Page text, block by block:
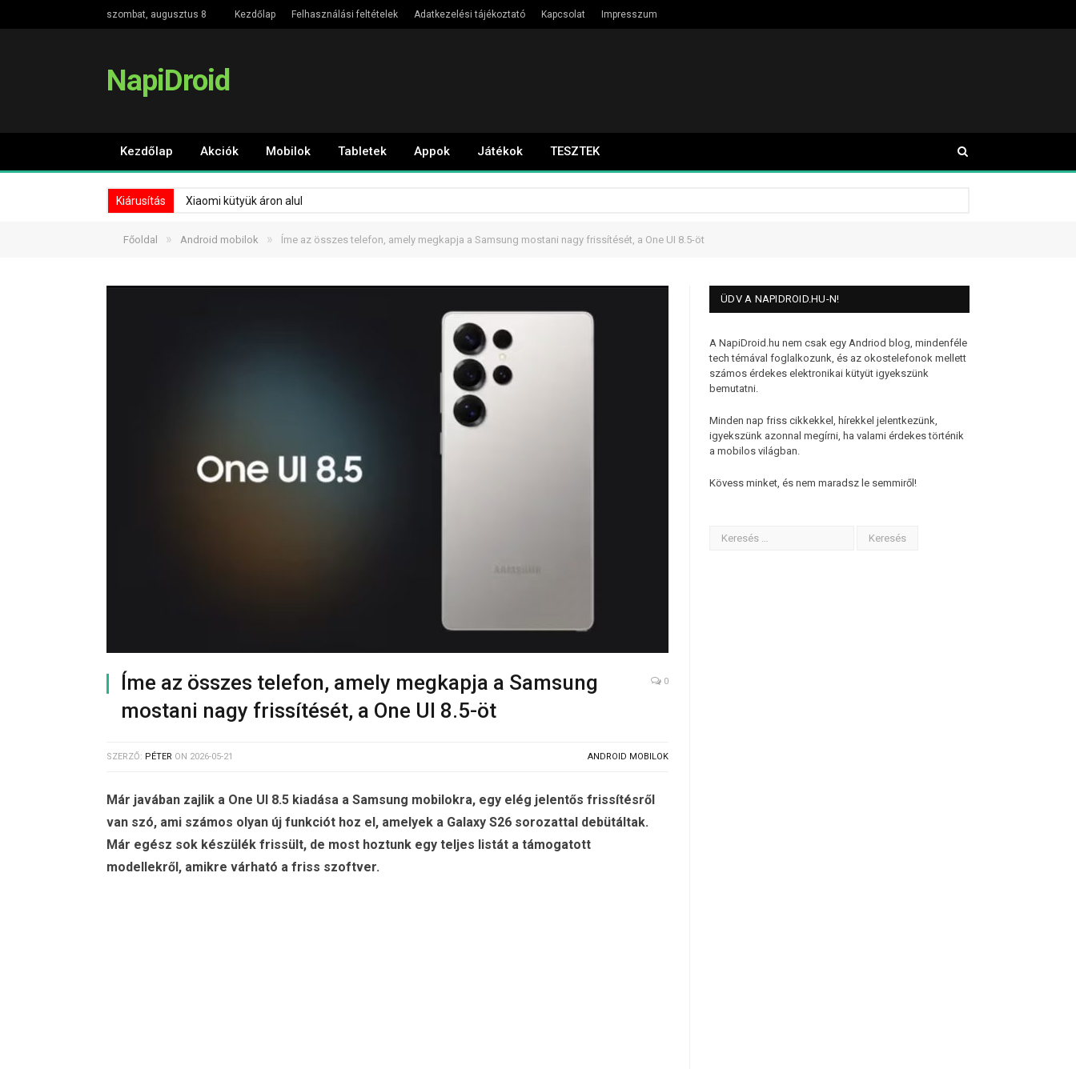
szombat, augusztus 8 Kezdőlap Felhasználási feltételek Adatkezelési tájékoztató Kapcsolat Impresszum
NapiDroid
Kezdőlap Akciók Mobilok Tabletek Appok Játékok TESZTEK
Kiárusítás Xiaomi kütyük áron alul
Főoldal » Android mobilok » Íme az összes telefon, amely megkapja a Samsung mostani nagy frissítését, a One UI 8.5-öt
Íme az összes telefon, amely megkapja a Samsung
mostani nagy frissítését, a One UI 8.5-öt
0
SZERZŐ: PÉTER ON 2026-05-21 ANDROID MOBILOK
Már javában zajlik a One UI 8.5 kiadása a Samsung mobilokra, egy elég jelentős frissítésről
van szó, ami számos olyan új funkciót hoz el, amelyek a Galaxy S26 sorozattal debütáltak.
Már egész sok készülék frissült, de most hoztunk egy teljes listát a támogatott
modellekről, amikre várható a friss szoftver.
ÜDV A NAPIDROID.HU-N!
A NapiDroid.hu nem csak egy Andriod blog, mindenféle
tech témával foglalkozunk, és az okostelefonok mellett
számos érdekes elektronikai kütyüt igyekszünk
bemutatni.
Minden nap friss cikkekkel, hírekkel jelentkezünk,
igyekszünk azonnal megírni, ha valami érdekes történik
a mobilos világban.
Kövess minket, és nem maradsz le semmiről!